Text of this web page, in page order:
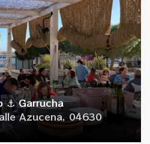
18h30-23h45
12h00-16h30
18h30-23h45
Garrucha
Azucena, 04630